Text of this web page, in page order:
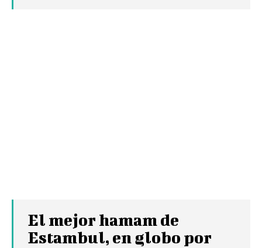
El mejor hamam de
Estambul, en globo por